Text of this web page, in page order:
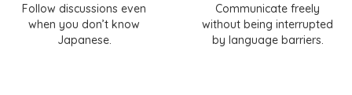
Follow discussions even
when you don’t know
Japanese.
Communicate freely
without being interrupted
by language barriers.